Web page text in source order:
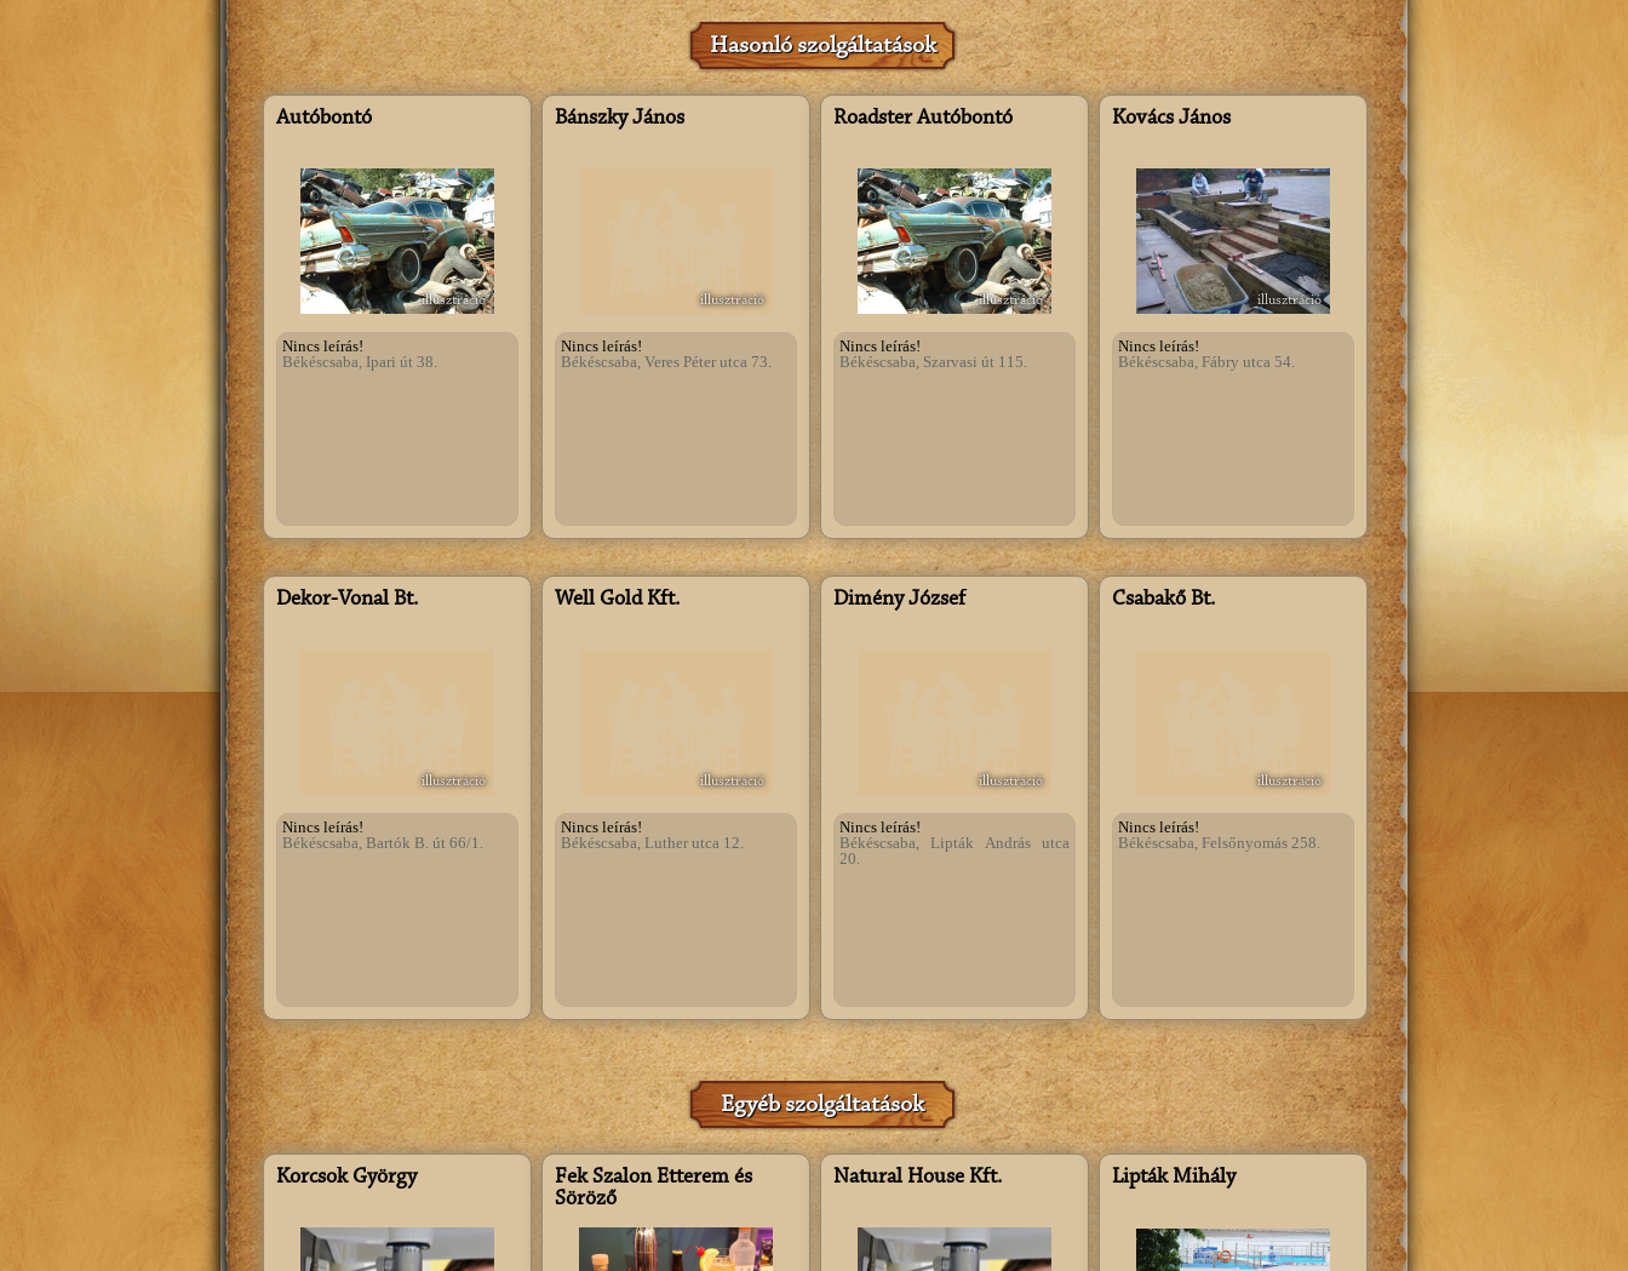
Hasonló szolgáltatások
Autóbontó
illusztráció
Nincs leírás!
Békéscsaba, Ipari út 38.
Bánszky János
illusztráció
Nincs leírás!
Békéscsaba, Veres Péter utca 73.
Roadster Autóbontó
illusztráció
Nincs leírás!
Békéscsaba, Szarvasi út 115.
Kovács János
illusztráció
Nincs leírás!
Békéscsaba, Fábry utca 54.
Dekor-Vonal Bt.
illusztráció
Nincs leírás!
Békéscsaba, Bartók B. út 66/1.
Well Gold Kft.
illusztráció
Nincs leírás!
Békéscsaba, Luther utca 12.
Dimény József
illusztráció
Nincs leírás!
Békéscsaba, Lipták András utca
20.
Csabakő Bt.
illusztráció
Nincs leírás!
Békéscsaba, Felsőnyomás 258.
Egyéb szolgáltatások
Korcsok György
Fek Szalon Étterem és
Söröző
Natural House Kft. Lipták Mihály